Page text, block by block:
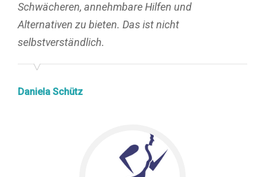
Schwächeren, annehmbare Hilfen und
Alternativen zu bieten. Das ist nicht
selbstverständlich.
Daniela Schütz